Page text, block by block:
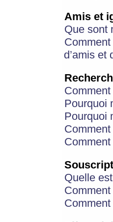
Amis et
Que sont
d’amis et
Pourquoi
Pourquoi
Quelle